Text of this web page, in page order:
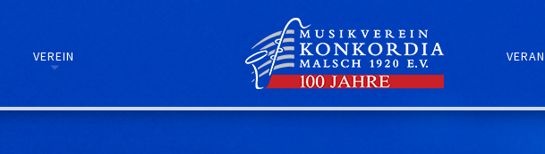
VEREIN